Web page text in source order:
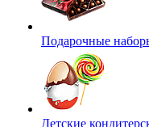
Подарочные
Детские